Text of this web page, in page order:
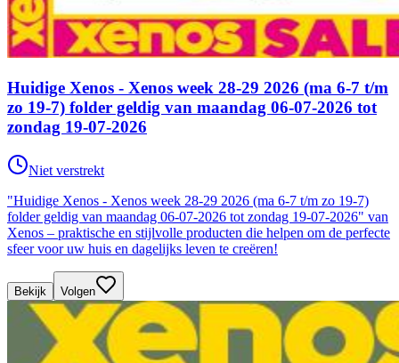
Huidige Xenos - Xenos week 28-29 2026 (ma 6-7 t/m
zo 19-7) folder geldig van maandag 06-07-2026 tot
zondag 19-07-2026
Niet verstrekt
"Huidige Xenos - Xenos week 28-29 2026 (ma 6-7 t/m zo 19-7)
folder geldig van maandag 06-07-2026 tot zondag 19-07-2026" van
Xenos – praktische en stijlvolle producten die helpen om de perfecte
sfeer voor uw huis en dagelijks leven te creëren!
Bekijk Volgen